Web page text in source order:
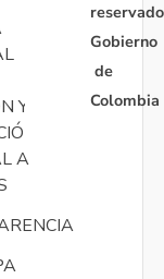
Y
A
Gobierno
de
Colombia